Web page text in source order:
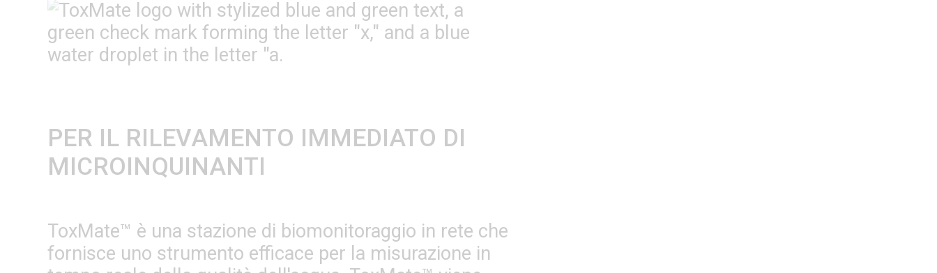
PER IL RILEVAMENTO IMMEDIATO DI
MICROINQUINANTI
ToxMate™ è una stazione di biomonitoraggio in rete che
fornisce uno strumento efficace per la misurazione in